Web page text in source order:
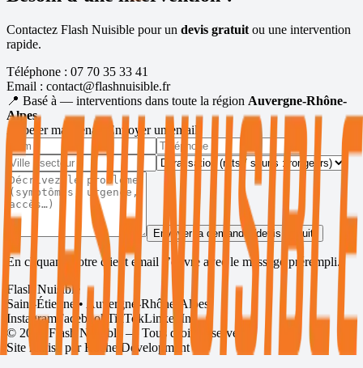
Contactez Flash Nuisible pour un devis gratuit ou une intervention
rapide.
Téléphone : 07 70 35 33 41
Email : contact@flashnuisible.fr
📍 Basé à — interventions dans toute la région Auvergne-Rhône-
Alpes.
Appeler maintenant
Envoyer un email
Envoyer la demande (devis gratuit)
En cliquant, votre client email s’ouvre avec le message prérempli.
Flash Nuisible
Saint-Étienne • Auvergne-Rhône-Alpes
Instagram Facebook TikTokLinkedIn
© 2026
Flash Nuisible — Tous droits réservés.
Site réalisé par Roche Development